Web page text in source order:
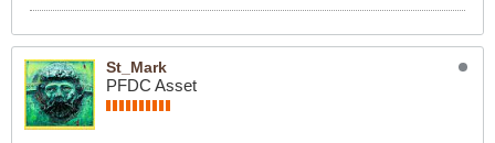
St_Mark
PFDC Asset